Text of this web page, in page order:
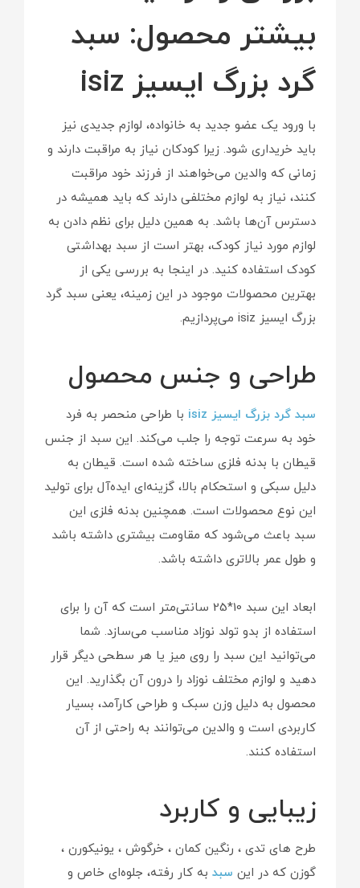
بیشتر محصول: سبد
گرد بزرگ ایسیز isiz
با ورود یک عضو جدید به خانواده، لوازم جدیدی نیز
باید خریداری شود. زیرا کودکان نیاز به مراقبت دارند و
زمانی که والدین می‌خواهند از فرزند خود مراقبت
کنند، نیاز به لوازم مختلفی دارند که باید همیشه در
دسترس آن‌ها باشد. به همین دلیل برای نظم دادن به
لوازم مورد نیاز کودک، بهتر است از سبد بهداشتی
کودک استفاده کنید. در اینجا به بررسی یکی از
بهترین محصولات موجود در این زمینه، یعنی سبد گرد
بزرگ ایسیز isiz می‌پردازیم.
طراحی و جنس محصول
سبد گرد بزرگ ایسیز isiz
با طراحی منحصر به فرد
خود به سرعت توجه را جلب می‌کند. این سبد از جنس
قیطان با بدنه فلزی ساخته شده است. قیطان به
دلیل سبکی و استحکام بالا، گزینه‌ای ایده‌آل برای تولید
این نوع محصولات است. همچنین بدنه فلزی این
سبد باعث می‌شود که مقاومت بیشتری داشته باشد
و طول عمر بالاتری داشته باشد.
ابعاد این سبد 10*25 سانتی‌متر است که آن را برای
استفاده از بدو تولد نوزاد مناسب می‌سازد. شما
می‌توانید این سبد را روی میز یا هر سطحی دیگر قرار
دهید و لوازم مختلف نوزاد را درون آن بگذارید. این
محصول به دلیل وزن سبک و طراحی کارآمد، بسیار
کاربردی است و والدین می‌توانند به راحتی از آن
استفاده کنند.
زیبایی و کاربرد
طرح های تدی ، رنگین کمان ، خرگوش ، یونیکورن ،
گوزن که در این سبد به کار رفته، جلوه‌ای خاص و